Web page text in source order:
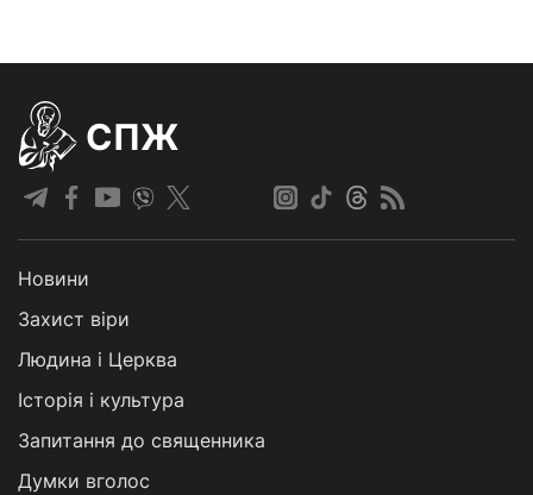
СПЖ
Новини
Захист віри
Людина і Церква
Історія і культура
Запитання до священника
Думки вголос